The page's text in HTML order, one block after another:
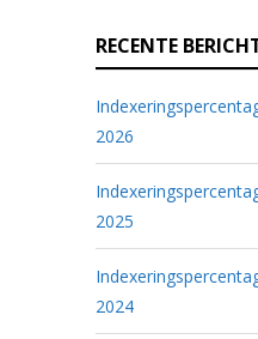
RECENTE
2026
2025
2024